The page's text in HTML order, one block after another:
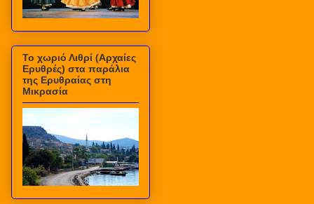
Το χωριό Λιθρί (Αρχαίες
Ερυθρές) στα παράλια
της Ερυθραίας στη
Μικρασία